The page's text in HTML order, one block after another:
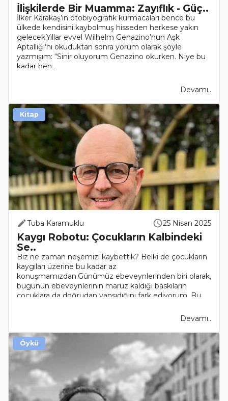
İlişkilerde Bir Muamma: Zayıflık - Güç..
İlker Karakaş’ın otobiyografik kurmacaları bence bu
ülkede kendisini kaybolmuş hisseden herkese yakın
gelecek.Yıllar evvel Wilhelm Genazino’nun Aşk
Aptallığı’nı okuduktan sonra yorum olarak şöyle
yazmışım: “Sinir oluyorum Genazino okurken. Niye bu
kadar ben..
Devamı..
Tuba Karamuklu 25 Nisan 2025
Kaygı Robotu: Çocukların Kalbindeki
Se..
Biz ne zaman neşemizi kaybettik? Belki de çocukların
kaygıları üzerine bu kadar az
konuşmamızdan.Günümüz ebeveynlerinden biri olarak,
bugünün ebeveynlerinin maruz kaldığı baskıların
çocuklara da doğrudan yansıdığını fark ediyorum. Bu
Devamı..
Kitap
Öykü